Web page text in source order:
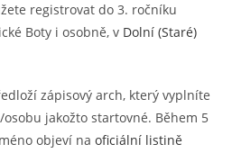
registrovat do 3. ročníku
Boty i osobně, v Dolní (Staré)
zápisový arch, který vyplníte
jakožto startovné. Během 5
objeví naoficiální listině